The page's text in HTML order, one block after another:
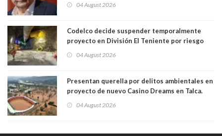
04 August 2026
Codelco decide suspender temporalmente
proyecto en División El Teniente por riesgo
04 August 2026
Presentan querella por delitos ambientales en
proyecto de nuevo Casino Dreams en Talca.
y en zona inundable
04 August 2026